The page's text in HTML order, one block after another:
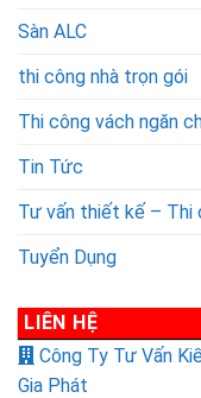
Sàn ALC
thi công nhà trọn gói
Thi công vách ngăn
Tin Tức
Tư vấn thiết kế – Thi
Tuyển Dụng
LIÊN HỆ
Công Ty Tư Vấn
Gia Phát